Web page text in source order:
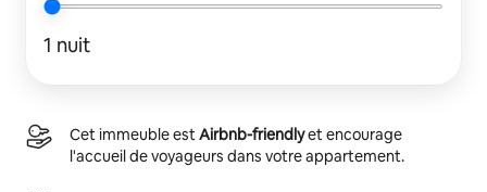
1 nuit
Cet immeuble estAirbnb-friendlyet encourage
l'accueil de voyageurs dans votre appartement.